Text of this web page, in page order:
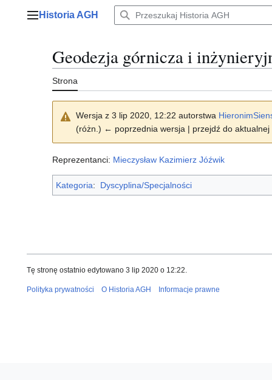
Menu główne
Historia AGH
Geodezja górnicza i
Strona
Wersja z 3 lip 2020, 12:22 autorstwa
(różn.) ← poprzednia wersja | przejdź do
Reprezentanci: Mieczysław Kazimierz Jóźwik
Kategoria: Dyscyplina/Specjalności
Tę stronę ostatnio edytowano 3 lip 2020 o 12:22.
Polityka prywatności O Historia AGH Informacje prawne